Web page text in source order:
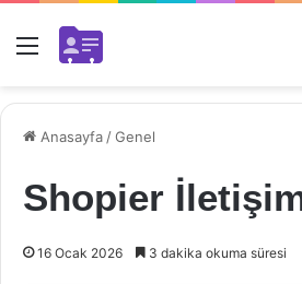
Menü
Anasayfa /Genel
Shopier
16 Ocak 2026 3 dakika okuma süresi